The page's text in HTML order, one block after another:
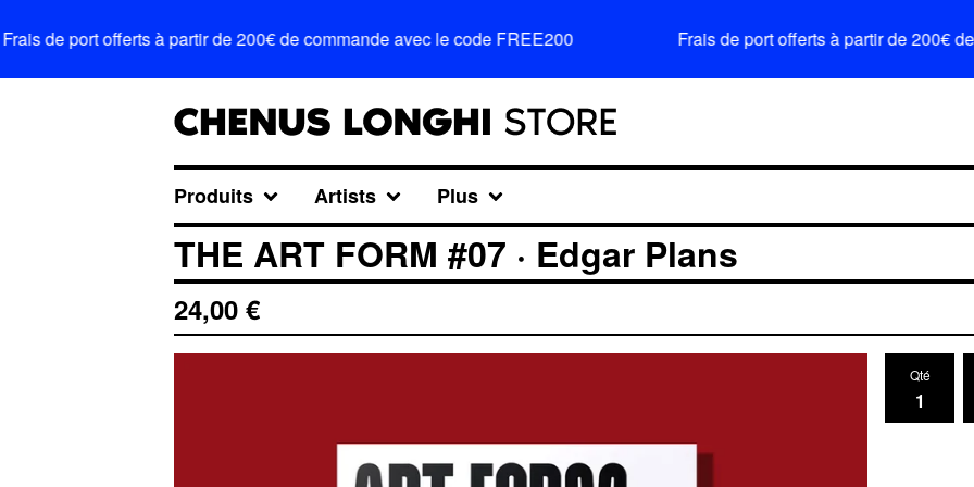
de port offerts à partir de 200€ de commande avec le code FREE200 Frais de port offerts à partir de 200€ de
Produits Artists Plus
THE ART FORM #07 · Edgar Plans
24,00 €
Qté